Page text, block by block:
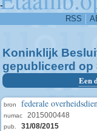
-
RSS
Koninklijk
gepubliceerd op
Een
bron federale
numac 2015000448
pub. 31/08/2015